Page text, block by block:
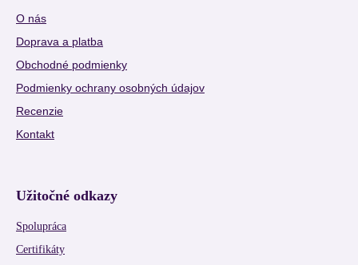
O nás
Doprava a platba
Obchodné podmienky
Podmienky ochrany osobných údajov
Recenzie
Kontakt
Užitočné odkazy
Spolupráca
Certifikáty